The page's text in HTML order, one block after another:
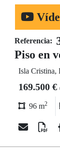
Referencia:
Piso en
Isla Cristina,
169.500 €
96 m2